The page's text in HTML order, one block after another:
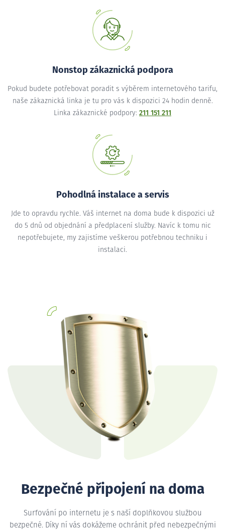
Nonstop zákaznická podpora
Pokud budete potřebovat poradit s výběrem internetového tarifu,
naše zákaznická linka je tu pro vás k dispozici 24 hodin denně.
Linka zákaznické podpory: 211 151 211
Pohodlná instalace a servis
Jde to opravdu rychle. Váš internet na doma bude k dispozici už
do 5 dnů od objednání a předplacení služby. Navíc k tomu nic
nepotřebujete, my zajistíme veškerou potřebnou techniku i
instalaci.
Bezpečné připojení na doma
Surfování po internetu je s naší doplňkovou službou
bezpečné. Díky ní vás dokážeme ochránit před nebezpečnými